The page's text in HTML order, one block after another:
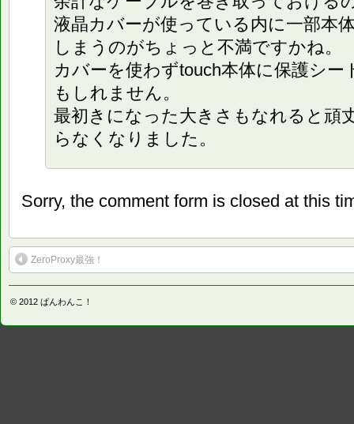
液晶カバーが使っている内に一部本
しまうのがちょっと不満ですかね。
カバーを使わずtouch本体に保護シ
もしれません。
最初きになった大きさもなれると頑
らなくなりました。
Sorry, the comment form is closed at this
ZeroProxy最強！
© 2012 ばんわんこ！